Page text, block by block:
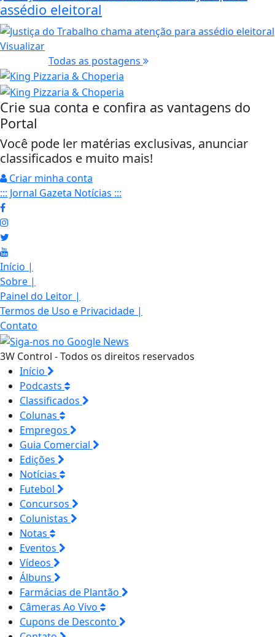
assédio eleitoral
Visualizar
Todas as postagens
Crie sua conta e confira as vantagens do
Portal
Você pode ler matérias exclusivas, anunciar
classificados e muito mais!
Criar minha conta
::: Jornal Gazeta Notícias :::
Início |
Sobre |
Painel do Leitor |
Termos de Uso e Privacidade |
Contato
3W Control - Todos os direitos reservados
Início
Podcasts
Classificados
Colunas
Empregos
Guia Comercial
Edições
Notícias
Futebol
Concursos
Colunistas
Notas
Eventos
Vídeos
Álbuns
Farmácias de Plantão
Câmeras Ao Vivo
Cupons de Desconto